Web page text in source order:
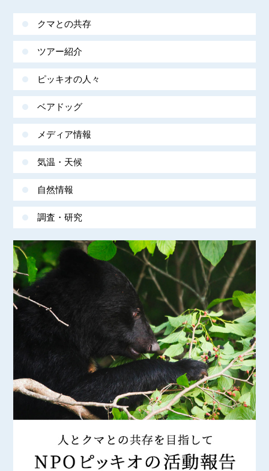
クマとの共存
ツアー紹介
ピッキオの人々
ベアドッグ
メディア情報
気温・天候
自然情報
調査・研究